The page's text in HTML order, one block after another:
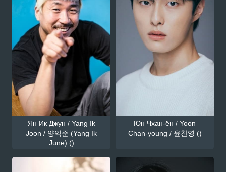
Ян Ик Джун / Yang Ik
Joon / 양익준 (Yang Ik
June) ()
Юн Чхан-ён / Yoon
Chan-young / 윤찬영 ()